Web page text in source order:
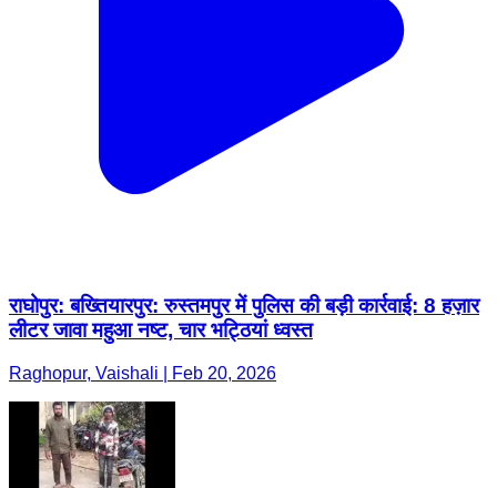
राघोपुर: बख्तियारपुर: रुस्तमपुर में पुलिस की बड़ी कार्रवाई: 8 हज़ार
लीटर जावा महुआ नष्ट, चार भट्ठियां ध्वस्त
Raghopur, Vaishali | Feb 20, 2026